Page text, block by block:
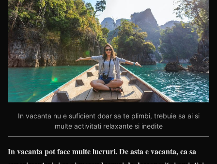
In vacanta nu e suficient doar sa te plimbi, trebuie sa ai si
multe activitati relaxante si inedite
In vacanta pot face multe lucruri. De asta e vacanta, ca sa